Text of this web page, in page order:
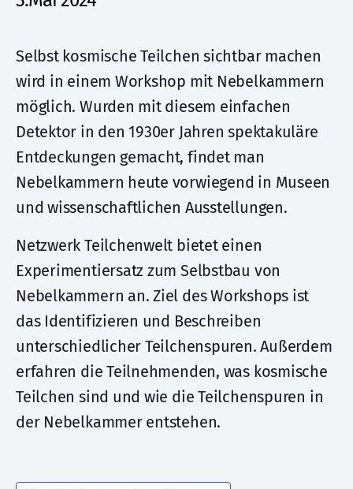
Selbst kosmische Teilchen sichtbar machen
wird in einem Workshop mit Nebelkammern
möglich. Wurden mit diesem einfachen
Detektor in den 1930er Jahren spektakuläre
Entdeckungen gemacht, findet man
Nebelkammern heute vorwiegend in Museen
und wissenschaftlichen Ausstellungen.
Netzwerk Teilchenwelt bietet einen
Experimentiersatz zum Selbstbau von
Nebelkammern an. Ziel des Workshops ist
das Identifizieren und Beschreiben
unterschiedlicher Teilchenspuren. Außerdem
erfahren die Teilnehmenden, was kosmische
Teilchen sind und wie die Teilchenspuren in
der Nebelkammer entstehen.